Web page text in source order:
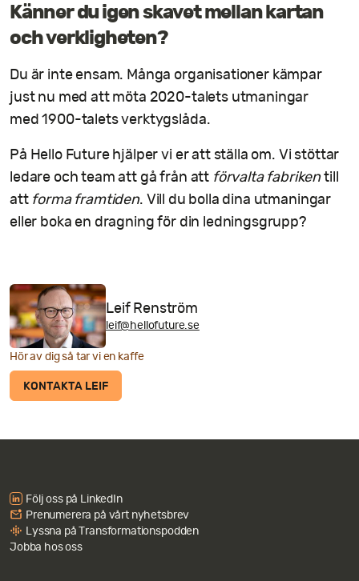
Känner du igen skavet mellan kartan
och verkligheten?
Du är inte ensam. Många organisationer kämpar
just nu med att möta 2020-talets utmaningar
med 1900-talets verktygslåda.
På Hello Future hjälper vi er att ställa om. Vi stöttar
ledare och team att gå från att förvalta fabrikentill
att forma framtiden. Vill du bolla dina utmaningar
eller boka en dragning för din ledningsgrupp?
Hör av dig så tar vi en kaffe
KONTAKTA LEIF
Leif Renström
leif@hellofuture.se
Följ oss på LinkedIn
Prenumerera på vårt nyhetsbrev
Lyssna på Transformationspodden
Jobba hos oss